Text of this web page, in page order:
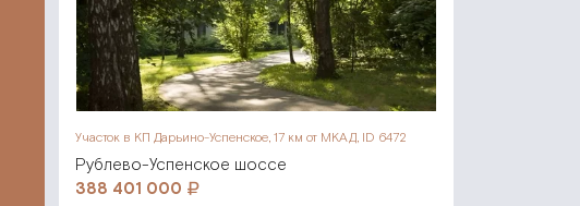
Участок в КП Дарьино-Успенское,17 км от МКАД, ID 6472
Рублево-Успенское шоссе
388 401 000